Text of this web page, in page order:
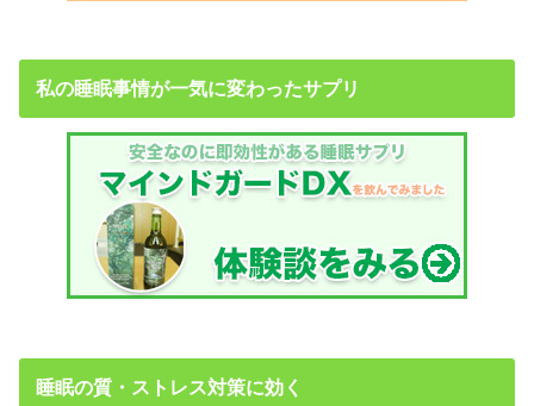
私の睡眠事情が一気に変わったサプリ
睡眠の質・ストレス対策に効く